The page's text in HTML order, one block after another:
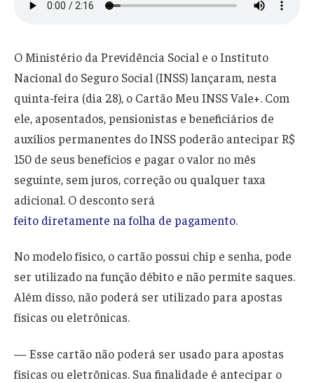
O Ministério da Previdência Social e o Instituto
Nacional do Seguro Social (INSS) lançaram, nesta
quinta-feira (dia 28), o Cartão Meu INSS Vale+. Com
ele, aposentados, pensionistas e beneficiários de
auxílios permanentes do INSS poderão antecipar R$
150 de seus benefícios e pagar o valor no mês
seguinte, sem juros, correção ou qualquer taxa
adicional. O desconto será
feito diretamente na folha de pagamento.
No modelo físico, o cartão possui chip e senha, pode
ser utilizado na função débito e não permite saques.
Além disso, não poderá ser utilizado para apostas
físicas ou eletrônicas.
— Esse cartão não poderá ser usado para apostas
físicas ou eletrônicas. Sua finalidade é antecipar o